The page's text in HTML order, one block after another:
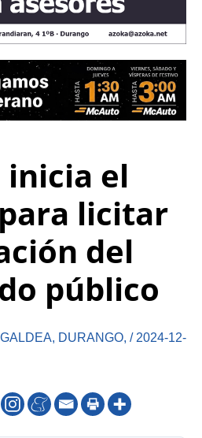
inicia el
licitar
del
público
, DURANGO, / 2024-12-